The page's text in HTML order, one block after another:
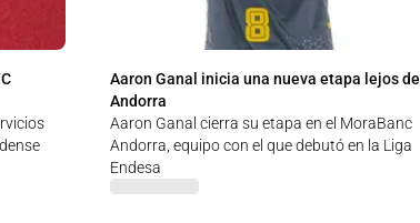
Aaron Ganal inicia una nueva etapa lejos de
Andorra
Aaron Ganal cierra su etapa en el MoraBanc
Andorra, equipo con el que debutó en la Liga
Endesa